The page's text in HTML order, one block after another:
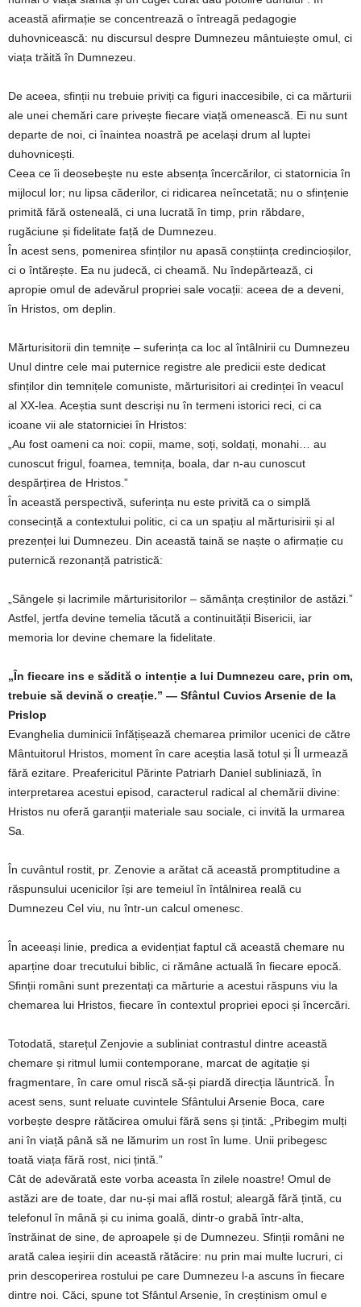
această afirmație se concentrează o întreagă pedagogie
duhovnicească: nu discursul despre Dumnezeu mântuiește omul, ci
viața trăită în Dumnezeu.
De aceea, sfinții nu trebuie priviți ca figuri inaccesibile, ci ca mărturii
ale unei chemări care privește fiecare viață omenească. Ei nu sunt
departe de noi, ci înaintea noastră pe același drum al luptei
duhovnicești.
Ceea ce îi deosebește nu este absența încercărilor, ci statornicia în
mijlocul lor; nu lipsa căderilor, ci ridicarea neîncetată; nu o sfințenie
primită fără osteneală, ci una lucrată în timp, prin răbdare,
rugăciune și fidelitate față de Dumnezeu.
În acest sens, pomenirea sfinților nu apasă conștiința credincioșilor,
ci o întărește. Ea nu judecă, ci cheamă. Nu îndepărtează, ci
apropie omul de adevărul propriei sale vocații: aceea de a deveni,
în Hristos, om deplin.
Mărturisitorii din temnițe – suferința ca loc al întâlnirii cu Dumnezeu
Unul dintre cele mai puternice registre ale predicii este dedicat
sfinților din temnițele comuniste, mărturisitori ai credinței în veacul
al XX-lea. Aceștia sunt descriși nu în termeni istorici reci, ci ca
icoane vii ale statorniciei în Hristos:
„Au fost oameni ca noi: copii, mame, soți, soldați, monahi… au
cunoscut frigul, foamea, temnița, boala, dar n-au cunoscut
despărțirea de Hristos.”
În această perspectivă, suferința nu este privită ca o simplă
consecință a contextului politic, ci ca un spațiu al mărturisirii și al
prezenței lui Dumnezeu. Din această taină se naște o afirmație cu
puternică rezonanță patristică:
„Sângele și lacrimile mărturisitorilor – sămânța creștinilor de astăzi.”
Astfel, jertfa devine temelia tăcută a continuității Bisericii, iar
memoria lor devine chemare la fidelitate.
„În fiecare ins e sădită o intenție a lui Dumnezeu care, prin om,
trebuie să devină o creație.” — Sfântul Cuvios Arsenie de la
Prislop
Evanghelia duminicii înfățișează chemarea primilor ucenici de către
Mântuitorul Hristos, moment în care aceștia lasă totul și Îl urmează
fără ezitare. Preafericitul Părinte Patriarh Daniel subliniază, în
interpretarea acestui episod, caracterul radical al chemării divine:
Hristos nu oferă garanții materiale sau sociale, ci invită la urmarea
Sa.
În cuvântul rostit, pr. Zenovie a arătat că această promptitudine a
răspunsului ucenicilor își are temeiul în întâlnirea reală cu
Dumnezeu Cel viu, nu într-un calcul omenesc.
În aceeași linie, predica a evidențiat faptul că această chemare nu
aparține doar trecutului biblic, ci rămâne actuală în fiecare epocă.
Sfinții români sunt prezentați ca mărturie a acestui răspuns viu la
chemarea lui Hristos, fiecare în contextul propriei epoci și încercări.
Totodată, starețul Zenjovie a subliniat contrastul dintre această
chemare și ritmul lumii contemporane, marcat de agitație și
fragmentare, în care omul riscă să-și piardă direcția lăuntrică. În
acest sens, sunt reluate cuvintele Sfântului Arsenie Boca, care
vorbește despre rătăcirea omului fără sens și țintă: „Pribegim mulți
ani în viață până să ne lămurim un rost în lume. Unii pribegesc
toată viața fără rost, nici țintă.”
Cât de adevărată este vorba aceasta în zilele noastre! Omul de
astăzi are de toate, dar nu-și mai află rostul; aleargă fără țintă, cu
telefonul în mână și cu inima goală, dintr-o grabă într-alta,
înstrăinat de sine, de aproapele și de Dumnezeu. Sfinții români ne
arată calea ieșirii din această rătăcire: nu prin mai multe lucruri, ci
prin descoperirea rostului pe care Dumnezeu l-a ascuns în fiecare
dintre noi. Căci, spune tot Sfântul Arsenie, în creștinism omul e